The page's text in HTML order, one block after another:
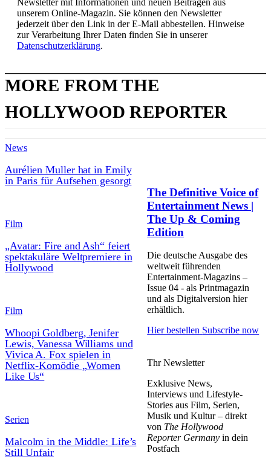
unserem Online-Magazin. Sie können den Newsletter
jederzeit über den Link in der E-Mail abbestellen. Hinweise
zur Verarbeitung Ihrer Daten finden Sie in unserer
Datenschutzerklärung.
MORE FROM THE
HOLLYWOOD REPORTER
News
Aurélien Muller hat in Emily
in Paris für Aufsehen gesorgt
Film
„Avatar: Fire and Ash“ feiert
spektakuläre Weltpremiere in
Hollywood
Film
Whoopi Goldberg, Jenifer
Lewis, Vanessa Williams und
Vivica A. Fox spielen in
Netflix-Komödie „Women
Like Us“
Serien
Malcolm in the Middle: Life’s
Still Unfair
The Definitive Voice of
Entertainment News |
The Up & Coming
Edition
Die deutsche Ausgabe des
weltweit führenden
Entertainment-Magazins –
Issue 04 - als Printmagazin
und als Digitalversion hier
erhältlich.
Hier bestellen Subscribe now
Thr Newsletter
Exklusive News,
Interviews und Lifestyle-
Stories aus Film, Serien,
Musik und Kultur – direkt
von The Hollywood
Reporter Germany in dein
Postfach